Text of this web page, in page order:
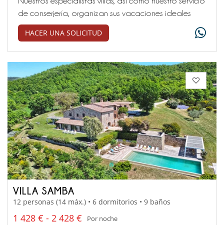
de conserjería, organizan sus vacaciones ideales
HACER UNA SOLICITUD
VILLA SAMBA
12 personas (14 máx.) • 6 dormitorios • 9 baños
1 428 € - 2 428 €
Por noche